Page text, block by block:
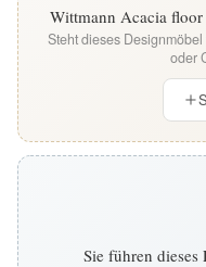
Wittmann Acacia
Steht dieses
oder
Sie führen